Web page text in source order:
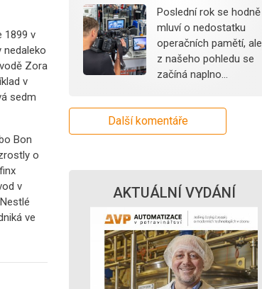
1899 v
Zora
v
sedm
Bon
o
v
ve
Poslední rok se hodně
mluví o nedostatku
operačních pamětí, ale
z našeho pohledu se
začíná naplno…
Další komentáře
AKTUÁLNÍ VYDÁNÍ